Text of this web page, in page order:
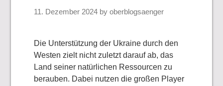
11. Dezember 2024 byoberblogsaenger
Die Unterstützung der Ukraine durch den
Westen zielt nicht zuletzt darauf ab, das
Land seiner natürlichen Ressourcen zu
berauben. Dabei nutzen die großen Player